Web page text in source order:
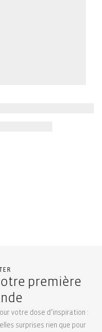
première
votre dose d’inspiration :
surprises rien que pour